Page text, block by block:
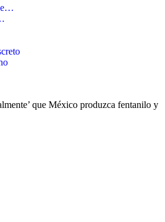
que México produzca fentanilo y